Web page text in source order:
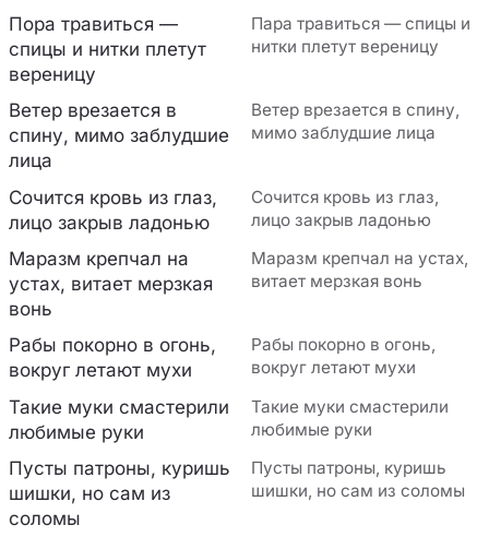
Пора травиться —
спицы и нитки плетут
вереницу
Пара травиться — спицы и
нитки плетут вереницу
Ветер врезается в
спину, мимо заблудшие
лица
Ветер врезается в спину,
мимо заблудшие лица
Сочится кровь из глаз,
лицо закрыв ладонью
Сочится кровь из глаз,
лицо закрыв ладонью
Маразм крепчал на
устах, витает мерзкая
вонь
Маразм крепчал на устах,
витает мерзкая вонь
Рабы покорно в огонь,
вокруг летают мухи
Рабы покорно в огонь,
вокруг летают мухи
Такие муки смастерили
любимые руки
Такие муки смастерили
любимые руки
Пусты патроны, куришь
шишки, но сам из
соломы
Пусты патроны, куришь
шишки, но сам из соломы